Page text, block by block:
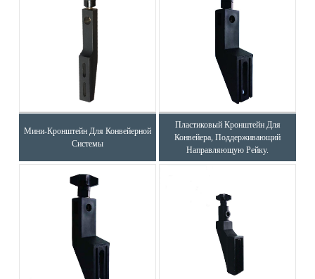
Мини-Кронштейн Для Конвейерной
Системы
Пластиковый Кронштейн Для
Конвейера, Поддерживающий
Направляющую Рейку.